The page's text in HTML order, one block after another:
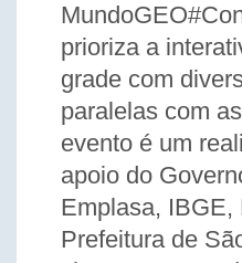
prioriza a
grade com
paralelas com
evento é um
apoio do
Emplasa, IBGE,
Prefeitura de